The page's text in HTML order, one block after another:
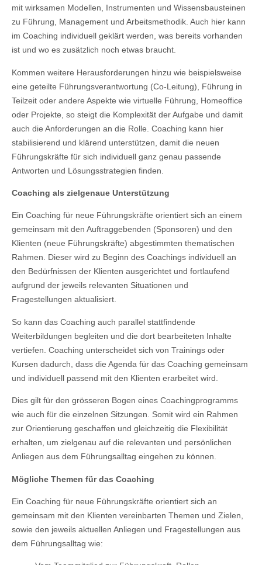
mit wirksamen Modellen, Instrumenten und Wissensbausteinen
zu Führung, Management und Arbeitsmethodik. Auch hier kann
im Coaching individuell geklärt werden, was bereits vorhanden
ist und wo es zusätzlich noch etwas braucht.
Kommen weitere Herausforderungen hinzu wie beispielsweise
eine geteilte Führungsverantwortung (Co-Leitung), Führung in
Teilzeit oder andere Aspekte wie virtuelle Führung, Homeoffice
oder Projekte, so steigt die Komplexität der Aufgabe und damit
auch die Anforderungen an die Rolle. Coaching kann hier
stabilisierend und klärend unterstützen, damit die neuen
Führungskräfte für sich individuell ganz genau passende
Antworten und Lösungsstrategien finden.
Coaching als zielgenaue Unterstützung
Ein Coaching für neue Führungskräfte orientiert sich an einem
gemeinsam mit den Auftraggebenden (Sponsoren) und den
Klienten (neue Führungskräfte) abgestimmten thematischen
Rahmen. Dieser wird zu Beginn des Coachings individuell an
den Bedürfnissen der Klienten ausgerichtet und fortlaufend
aufgrund der jeweils relevanten Situationen und
Fragestellungen aktualisiert.
So kann das Coaching auch parallel stattfindende
Weiterbildungen begleiten und die dort bearbeiteten Inhalte
vertiefen. Coaching unterscheidet sich von Trainings oder
Kursen dadurch, dass die Agenda für das Coaching gemeinsam
und individuell passend mit den Klienten erarbeitet wird.
Dies gilt für den grösseren Bogen eines Coachingprogramms
wie auch für die einzelnen Sitzungen. Somit wird ein Rahmen
zur Orientierung geschaffen und gleichzeitig die Flexibilität
erhalten, um zielgenau auf die relevanten und persönlichen
Anliegen aus dem Führungsalltag eingehen zu können.
Mögliche Themen für das Coaching
Ein Coaching für neue Führungskräfte orientiert sich an
gemeinsam mit den Klienten vereinbarten Themen und Zielen,
sowie den jeweils aktuellen Anliegen und Fragestellungen aus
dem Führungsalltag wie: